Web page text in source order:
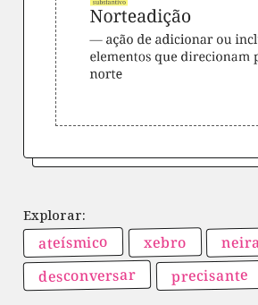
ateísmico xebro
desconversar precisante